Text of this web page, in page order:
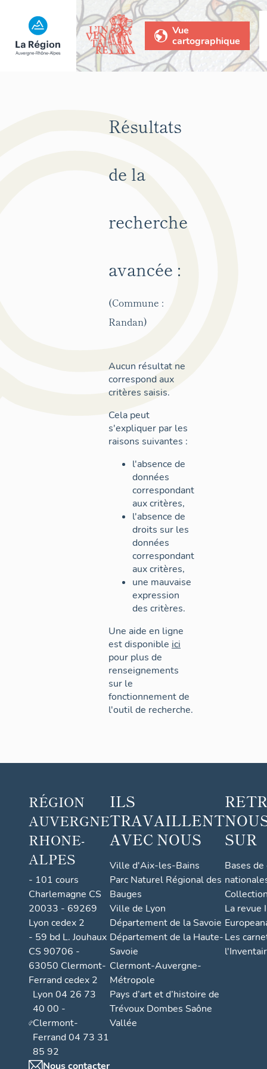
Vue
cartographique
Résultats
de la
recherche
avancée :
(Commune :
Randan)
Aucun résultat ne
correspond aux
critères saisis.
Cela peut
s'expliquer par les
raisons suivantes :
l'absence de
données
correspondant
aux critères,
l'absence de
droits sur les
données
correspondant
aux critères,
une mauvaise
expression
des critères.
Une aide en ligne
est disponible ici
pour plus de
renseignements
sur le
fonctionnement de
l'outil de recherche.
RÉGION
AUVERGNE
RHONE-
ALPES
- 101 cours
Charlemagne CS
20033 - 69269
Lyon cedex 2
- 59 bd L. Jouhaux
CS 90706 -
63050 Clermont-
Ferrand cedex 2
Lyon 04 26 73
40 00 -
Clermont-
Ferrand 04 73 31
85 92
Nous contacter
ILS
TRAVAILLENT
AVEC NOUS
Ville d'Aix-les-Bains
Parc Naturel Régional des
Bauges
Ville de Lyon
Département de la Savoie
Département de la Haute-
Savoie
Clermont-Auvergne-
Métropole
Pays d’art et d’histoire de
Trévoux Dombes Saône
Vallée
SUR
Bases
La revue
Les